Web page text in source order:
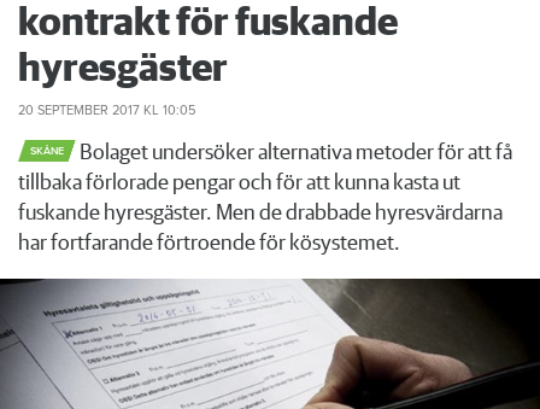
kontrakt för fuskande
hyresgäster
20 SEPTEMBER 2017 KL 10:05
SKÅNE
Bolaget undersöker alternativa metoder för att få
tillbaka förlorade pengar och för att kunna kasta ut
fuskande hyresgäster. Men de drabbade hyresvärdarna
har fortfarande förtroende för kösystemet.